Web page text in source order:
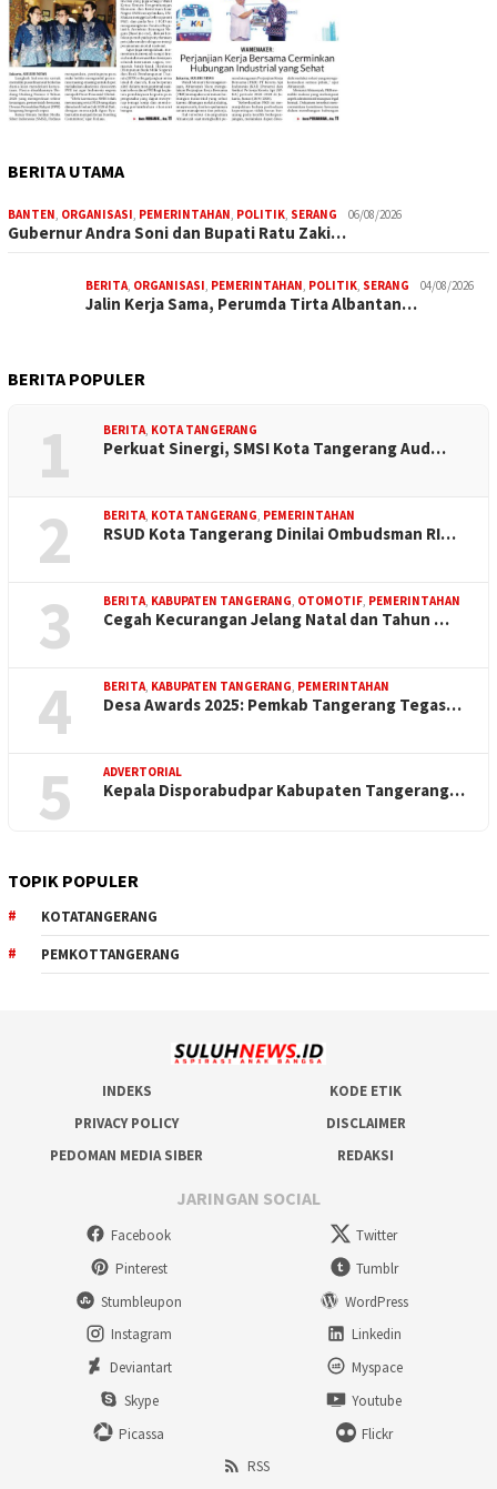
BERITA UTAMA
BANTEN, ORGANISASI, PEMERINTAHAN, POLITIK, SERANG 06/08/2026
Gubernur Andra Soni dan Bupati Ratu Zaki…
BERITA, ORGANISASI, PEMERINTAHAN, POLITIK, SERANG 04/08/2026
Jalin Kerja Sama, Perumda Tirta Albantan…
BERITA POPULER
1 BERITA, KOTA TANGERANG
Perkuat Sinergi, SMSI Kota Tangerang Aud…
2 BERITA, KOTA TANGERANG, PEMERINTAHAN
RSUD Kota Tangerang Dinilai Ombudsman RI…
3 BERITA, KABUPATEN TANGERANG, OTOMOTIF, PEMERINTAHAN
Cegah Kecurangan Jelang Natal dan Tahun …
4 BERITA, KABUPATEN TANGERANG, PEMERINTAHAN
Desa Awards 2025: Pemkab Tangerang Tegas…
5 ADVERTORIAL
Kepala Disporabudpar Kabupaten Tangerang…
TOPIK POPULER
KOTATANGERANG
PEMKOTTANGERANG
INDEKS
KODE ETIK
PRIVACY POLICY
DISCLAIMER
PEDOMAN MEDIA SIBER
REDAKSI
JARINGAN SOCIAL
Facebook
Twitter
Pinterest
Tumblr
Stumbleupon
WordPress
Instagram
Linkedin
Deviantart
Myspace
Skype
Youtube
Picassa
Flickr
RSS